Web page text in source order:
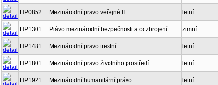
HP0852 Mezinárodní právo veřejné II letní
HP1301 Právo mezinárodní bezpečnosti a odzbrojení zimní
HP1481 Mezinárodní právo trestní letní
HP1801 Mezinárodní právo životního prostředí letní
HP1921 Mezinárodní humanitární právo letní